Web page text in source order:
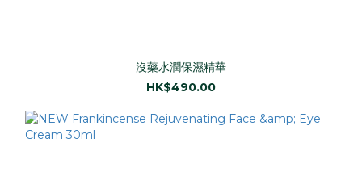
沒藥水潤保濕精華
HK$490.00